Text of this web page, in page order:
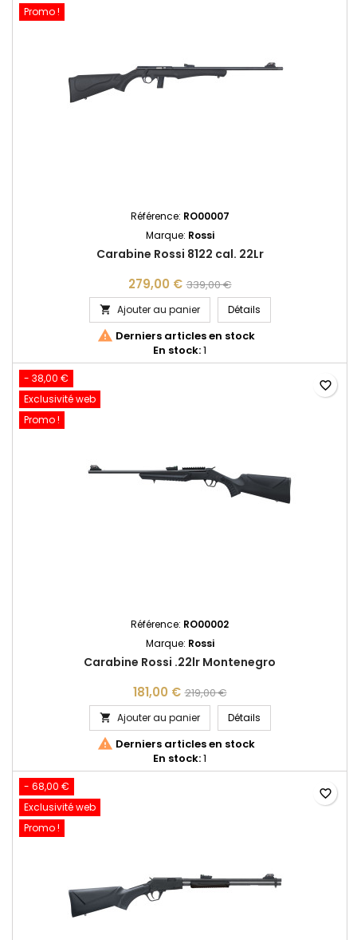
Promo !
Référence: RO00007
Marque: Rossi
Carabine Rossi 8122 cal. 22Lr
279,00 € 339,00 €
 Ajouter au panier DétailsCarabine Rossi
 Derniers articles en stock
En stock:1
- 38,00 €
Exclusivité web
Promo !
Référence: RO00002
Marque: Rossi
Carabine Rossi .22lr Montenegro
181,00 € 219,00 €
 Ajouter au panier DétailsCarabine Rossi
 Derniers articles en stock
En stock:1
favorite_border
- 68,00 €
Exclusivité web
Promo !
favorite_border